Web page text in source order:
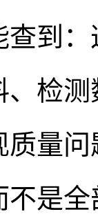
到
检
量
是